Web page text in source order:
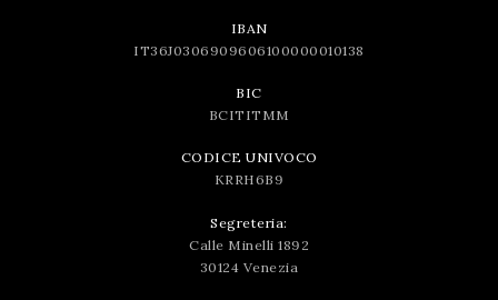
IBAN
IT36J0306909606100000010138
BIC
BCITITMM
CODICE UNIVOCO
KRRH6B9
Segreteria:
Calle Minelli 1892
30124 Venezia